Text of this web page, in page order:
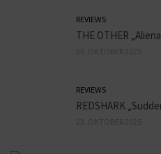
REVIEWS
THE OTHER
REVIEWS
REDSHARK